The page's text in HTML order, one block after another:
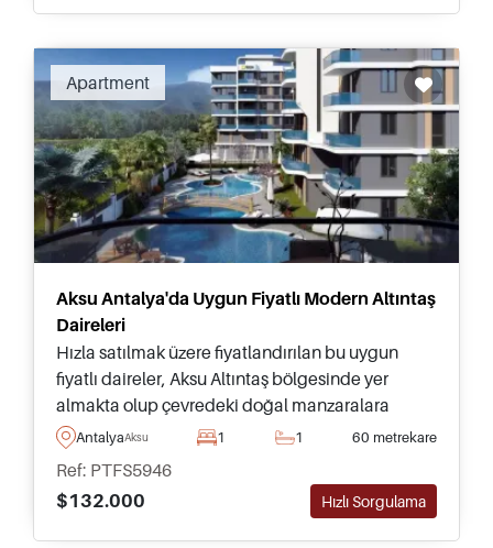
Apartment
Aksu Antalya'da Uygun Fiyatlı Modern Altıntaş
Daireleri
Hızla satılmak üzere fiyatlandırılan bu uygun
fiyatlı daireler, Aksu Altıntaş bölgesinde yer
almakta olup çevredeki doğal manzaralara
bakmakta ve kapsamlı olanaklara sahip birinci
AntalyaAksu 1 1 60 metrekare
Ref: PTFS5946
$132.000
Hızlı Sorgulama